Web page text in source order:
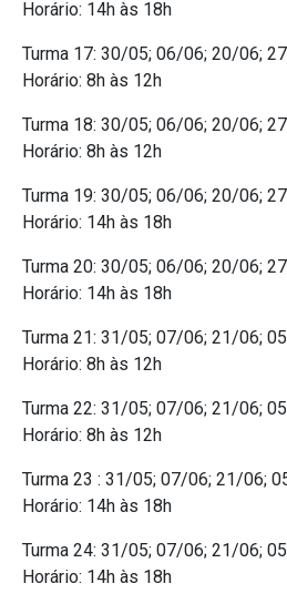
Horário: 14h às 18h
Turma 17: 30/05; 06/06; 20/06;
Horário: 8h às 12h
Turma 18: 30/05; 06/06; 20/06;
Horário: 8h às 12h
Turma 19: 30/05; 06/06; 20/06;
Horário: 14h às 18h
Turma 20: 30/05; 06/06; 20/06;
Horário: 14h às 18h
Turma 21: 31/05; 07/06; 21/06;
Horário: 8h às 12h
Turma 22: 31/05; 07/06; 21/06;
Horário: 8h às 12h
Turma 23 : 31/05; 07/06; 21/06;
Horário: 14h às 18h
Turma 24: 31/05; 07/06; 21/06;
Horário: 14h às 18h